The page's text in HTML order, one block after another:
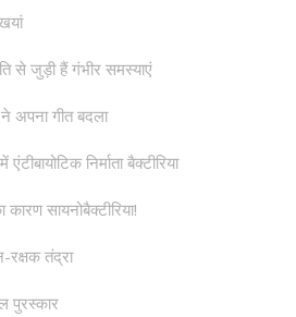
से जुड़ी हैं गंभीर समस्याएं
ने अपना गीत बदला
निर्माता बैक्टीरिया
कारण सायनोबैक्टीरिया!
रक्षक तंद्रा
पुरस्कार